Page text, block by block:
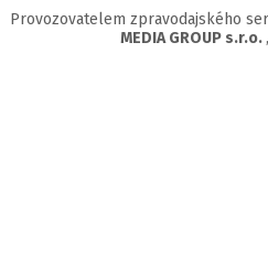
Provozovatelem zpravodajského
MEDIA GROUP s.r.o.